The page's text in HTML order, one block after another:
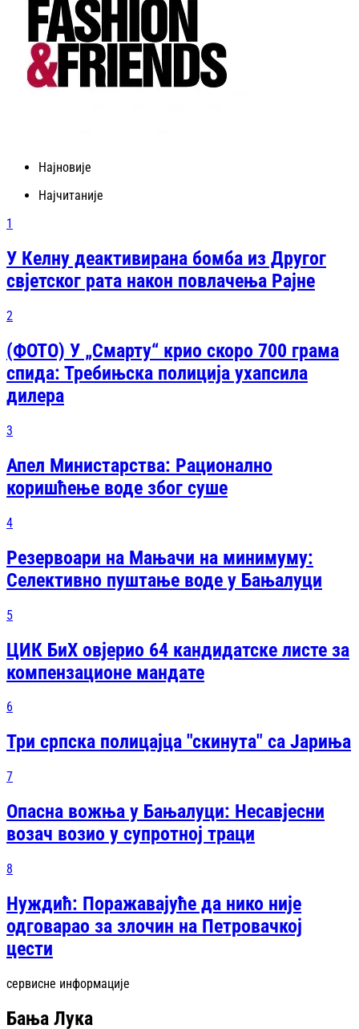
Најновије
Најчитаније
1
У Келну деактивирана бомба из Другог
свјетског рата након повлачења Рајне
2
(ФОТО) У „Смарту“ крио скоро 700 грама
спида: Требињска полиција ухапсила
дилера
3
Апел Министарства: Рационално
коришћење воде због суше
4
Резервоари на Мањачи на минимуму:
Селективно пуштање воде у Бањалуци
5
ЦИК БиХ овјерио 64 кандидатске листе за
компензационе мандате
6
Три српска полицајца "скинута" са Јариња
7
Опасна вожња у Бањалуци: Несавјесни
возач возио у супротној траци
8
Нуждић: Поражавајуће да нико није
одговарао за злочин на Петровачкој
цести
сервисне информације
Бања Лука